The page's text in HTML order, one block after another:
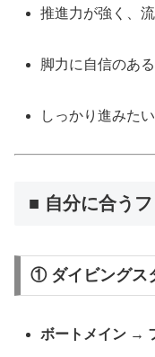
推進力が強く、
脚力に自信のあ
しっかり進みた
■ 自分に合う
① ダイビングス
ボートメイン →